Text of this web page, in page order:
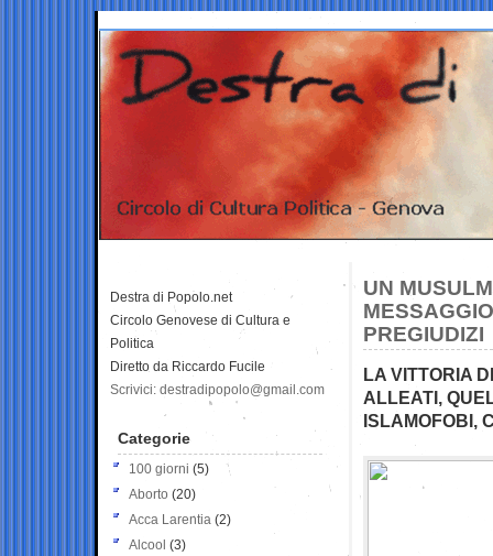
UN
PREGIUDIZI
LA VITTORIA
ALLEATI,
ISLAMOFOBI,
Destra di Popolo.net
Circolo Genovese di Cultura e
Politica
Diretto da Riccardo Fucile
Scrivici: destradipopolo@gmail.com
Categorie
100 giorni (5)
Aborto (20)
Acca Larentia (2)
Alcool (3)